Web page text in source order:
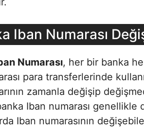
Iban Numarası
Numarası, her bir banka
para transferlerinde
zamanla değişip
Iban numarası genellikle
Iban numarasının